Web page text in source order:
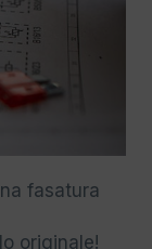
fasatura
originale!